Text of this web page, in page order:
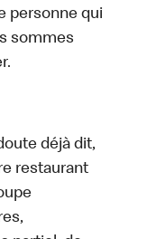
personne qui
sommes
déjà dit,
restaurant